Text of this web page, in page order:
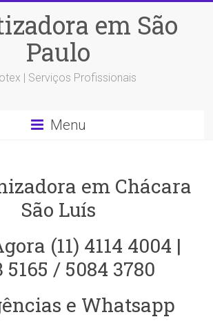
em São
Paulo
| Serviços Profissionais
Menu
em Chácara
São Luís
(11) 4114 4004 |
5165 / 5084 3780
e Whatsapp